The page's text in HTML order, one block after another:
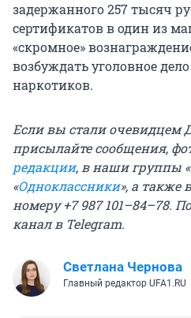
задержанного 257 тысяч
сертификатов в один из
«скромное»
возбуждать уголовное
наркотиков.
Если вы стали очевидцем
присылайте сообщения,
редакции, в наши группы «
«Одноклассники», а также
номеру +7 987 101–84–78.
канал в Telegram.
Светлана Чернова
Главный редактор UFA1.RU